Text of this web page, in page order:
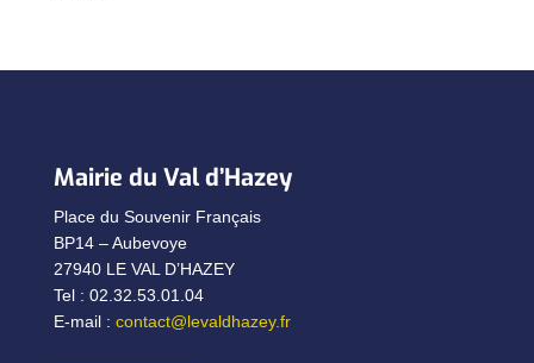
Mairie du Val d’Hazey
Place du Souvenir Français
BP14 – Aubevoye
27940 LE VAL D’HAZEY
Tel : 02.32.53.01.04
E-mail : contact@levaldhazey.fr